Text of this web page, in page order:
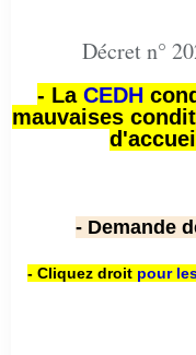
Décret n°
- La CEDH
mauvaises
- Demande
- Cliquez droit pour